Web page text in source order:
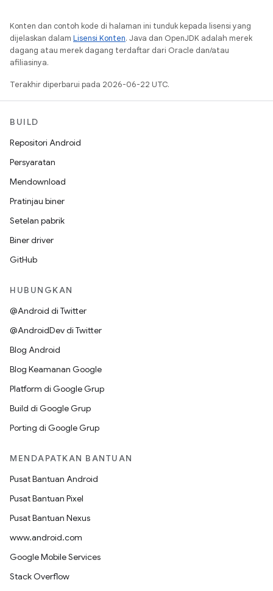
Konten dan contoh kode di halaman ini tunduk kepada lisensi yang
dijelaskan dalam Lisensi Konten. Java dan OpenJDK adalah merek
dagang atau merek dagang terdaftar dari Oracle dan/atau
afiliasinya.
Terakhir diperbarui pada 2026-06-22 UTC.
BUILD
Repositori Android
Persyaratan
Mendownload
Pratinjau biner
Setelan pabrik
Biner driver
GitHub
HUBUNGKAN
@Android di Twitter
@AndroidDev di Twitter
Blog Android
Blog Keamanan Google
Platform di Google Grup
Build di Google Grup
Porting di Google Grup
MENDAPATKAN BANTUAN
Pusat Bantuan Android
Pusat Bantuan Pixel
Pusat Bantuan Nexus
www.android.com
Google Mobile Services
Stack Overflow